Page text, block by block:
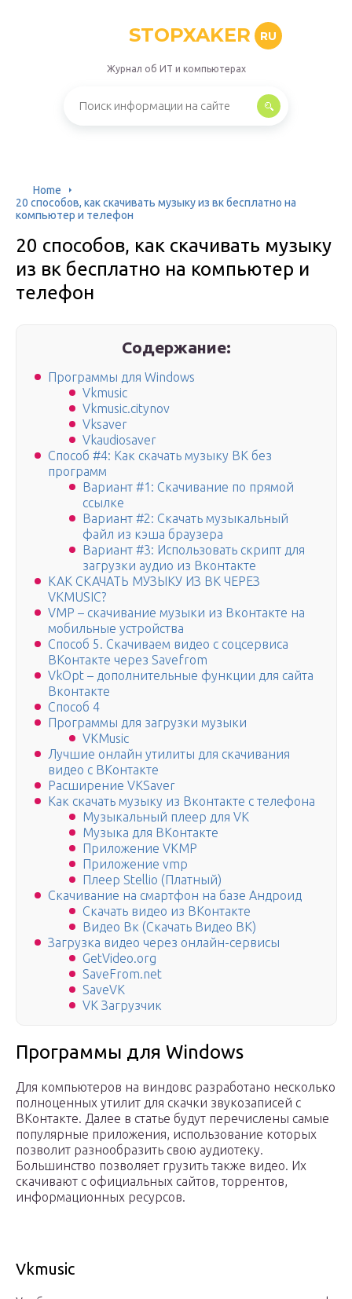
STOPXAKER RU
Журнал об ИТ и компьютерах
Home
20 способов, как скачивать музыку из вк бесплатно на
компьютер и телефон
20 способов, как скачивать музыку
из вк бесплатно на компьютер и
телефон
Содержание:
Программы для Windows
Vkmusic
Vkmusic.citynov
Vksaver
Vkaudiosaver
Способ #4: Как скачать музыку ВК без
программ
Вариант #1: Скачивание по прямой
ссылке
Вариант #2: Скачать музыкальный
файл из кэша браузера
Вариант #3: Использовать скрипт для
загрузки аудио из Вконтакте
КАК СКАЧАТЬ МУЗЫКУ ИЗ ВК ЧЕРЕЗ
VKMUSIC?
VMP – скачивание музыки из Вконтакте на
мобильные устройства
Способ 5. Скачиваем видео с соцсервиса
ВКонтакте через Savefrom
VkOpt – дополнительные функции для сайта
Вконтакте
Способ 4
Программы для загрузки музыки
VKMusic
Лучшие онлайн утилиты для скачивания
видео с ВКонтакте
Расширение VKSaver
Как скачать музыку из Вконтакте с телефона
Музыкальный плеер для VK
Музыка для ВКонтакте
Приложение VKMP
Приложение vmp
Плеер Stellio (Платный)
Скачивание на смартфон на базе Андроид
Скачать видео из ВКонтакте
Видео Вк (Скачать Видео ВК)
Загрузка видео через онлайн-сервисы
GetVideo.org
SaveFrom.net
SaveVK
VK Загрузчик
Программы для Windows
Для компьютеров на виндовс разработано несколько
полноценных утилит для скачки звукозаписей с
ВКонтакте. Далее в статье будут перечислены самые
популярные приложения, использование которых
позволит разнообразить свою аудиотеку.
Большинство позволяет грузить также видео. Их
скачивают с официальных сайтов, торрентов,
информационных ресурсов.
Vkmusic